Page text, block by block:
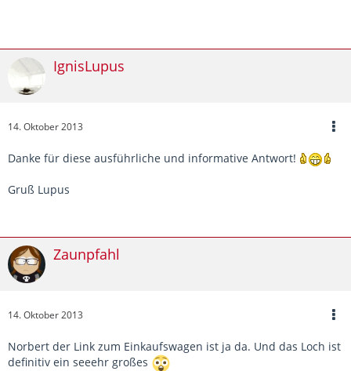
IgnisLupus
14. Oktober 2013
Danke für diese ausführliche und informative Antwort!
Gruß Lupus
Zaunpfahl
14. Oktober 2013
Norbert der Link zum Einkaufswagen ist ja da. Und das Loch ist
definitiv ein seeehr großes